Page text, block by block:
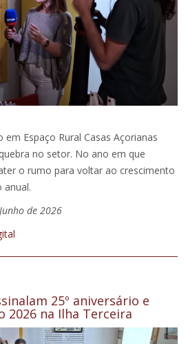
Espaço Rural Casas Açorianas
no setor. No ano em que
o rumo para voltar ao crescimento
anual.
de 2026
25º aniversário e
2026 na Ilha Terceira